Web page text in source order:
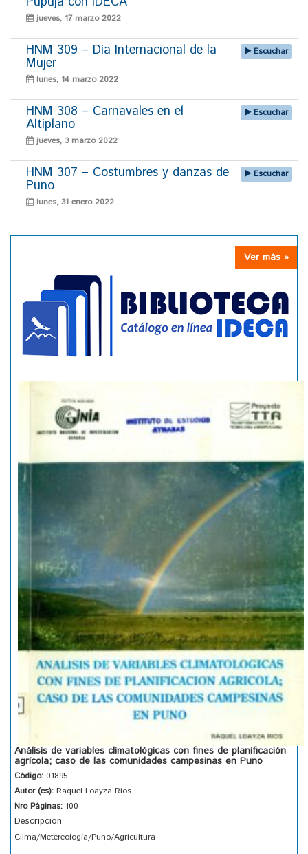
jueves, 17 marzo 2022
HNM 309 – Día Internacional de la
Mujer
lunes, 14 marzo 2022
Escuchar
HNM 308 – Carnavales en el
Altiplano
jueves, 3 marzo 2022
Escuchar
HNM 307 – Costumbres y danzas de
Puno
lunes, 31 enero 2022
Escuchar
Ver más »
Análisis de variables climatológicas con fines de planificación
agrícola; caso de las comunidades campesinas en Puno
Código: 01895
Autor (es): Raquel Loayza Rios
Nro Páginas: 100
Descripción
Clima/Metereología/Puno/Agricultura